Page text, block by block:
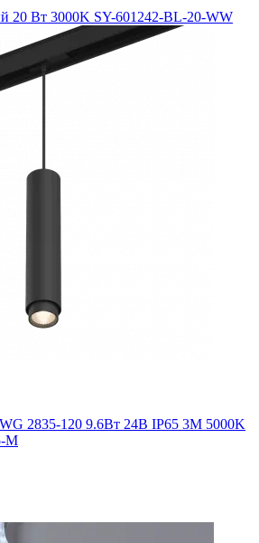
20 Вт 3000K SY-601242-BL-20-WW
2835-120 9.6Вт 24В IP65 3M 5000K
M